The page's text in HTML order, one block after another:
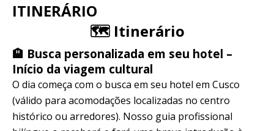
ITINERÁRIO
🗺️ Itinerário
🏨 Busca personalizada em seu hotel –
Início da viagem cultural
O dia começa com o busca em seu hotel em Cusco
(válido para acomodações localizadas no centro
histórico ou arredores). Nosso guia profissional